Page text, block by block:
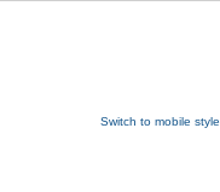
Switch to mobile style